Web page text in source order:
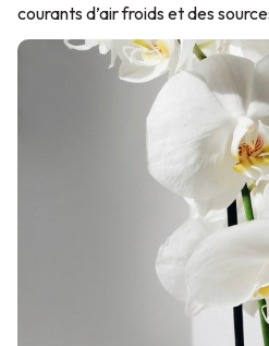
courants d’air froids et des